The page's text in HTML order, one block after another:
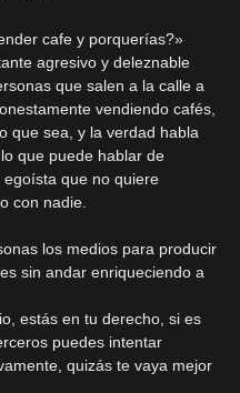
cafe y porquerías?»
agresivo y deleznable
que salen a la calle a
vendiendo cafés,
que sea, y la verdad habla
que puede hablar de
que no quiere
con nadie.
los medios para producir
sin andar enriqueciendo a
estás en tu derecho, si es
puedes intentar
quizás te vaya mejor